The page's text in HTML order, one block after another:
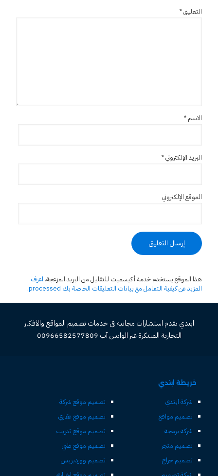
التعليق*
الاسم *
البريد الإلكتروني*
الموقع الإلكتروني
هذا الموقع يستخدم خدمة أكيسميت للتقليل من البريد المزعجة. اعرف
المزيد عن كيفية التعامل مع بيانات التعليقات الخاصة بك processed
.
ابتدي تقدم استشارات مجانية فى خدمات تصميم المواقع والأفكار
التجارية المبتكرة عبر الواتس آب 00966582577809
خريطة ابتدي
شركة ابتدي
تصميم مواقع
شركة برمجة
تصميم متجر
تصميم حراج
تصميم موقع شركة
تصميم موقع عقاري
تصميم موقع تدريب
تصميم موقع طبي
تصميم ووردبريس